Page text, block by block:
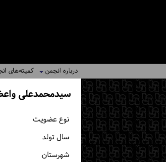
درباره انجمن کمیته‌های
سیدمحمدعلی
نوع عضویت
سال تولد
شهرستان